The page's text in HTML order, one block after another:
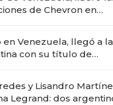
de Chevron en
en Venezuela, llegó a la
con su título de
"fast premium"
y Lisandro
Legrand: dos